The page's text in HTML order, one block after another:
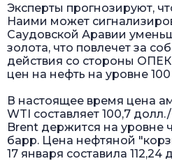
Эксперты прогнозируют,
Наими может
Саудовской Аравии
золота, что повлечет за
действия со стороны
цен на нефть на уровне
В настоящее время цена
WTI составляет 100,7
Brent держится на уровне
барр. Цена нефтяной
17 января составила 112,24